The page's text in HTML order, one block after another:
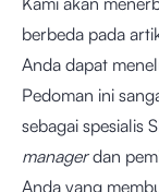
berbeda pada
Anda dapat
Pedoman ini
sebagai spesialis
managerdan
Anda yang